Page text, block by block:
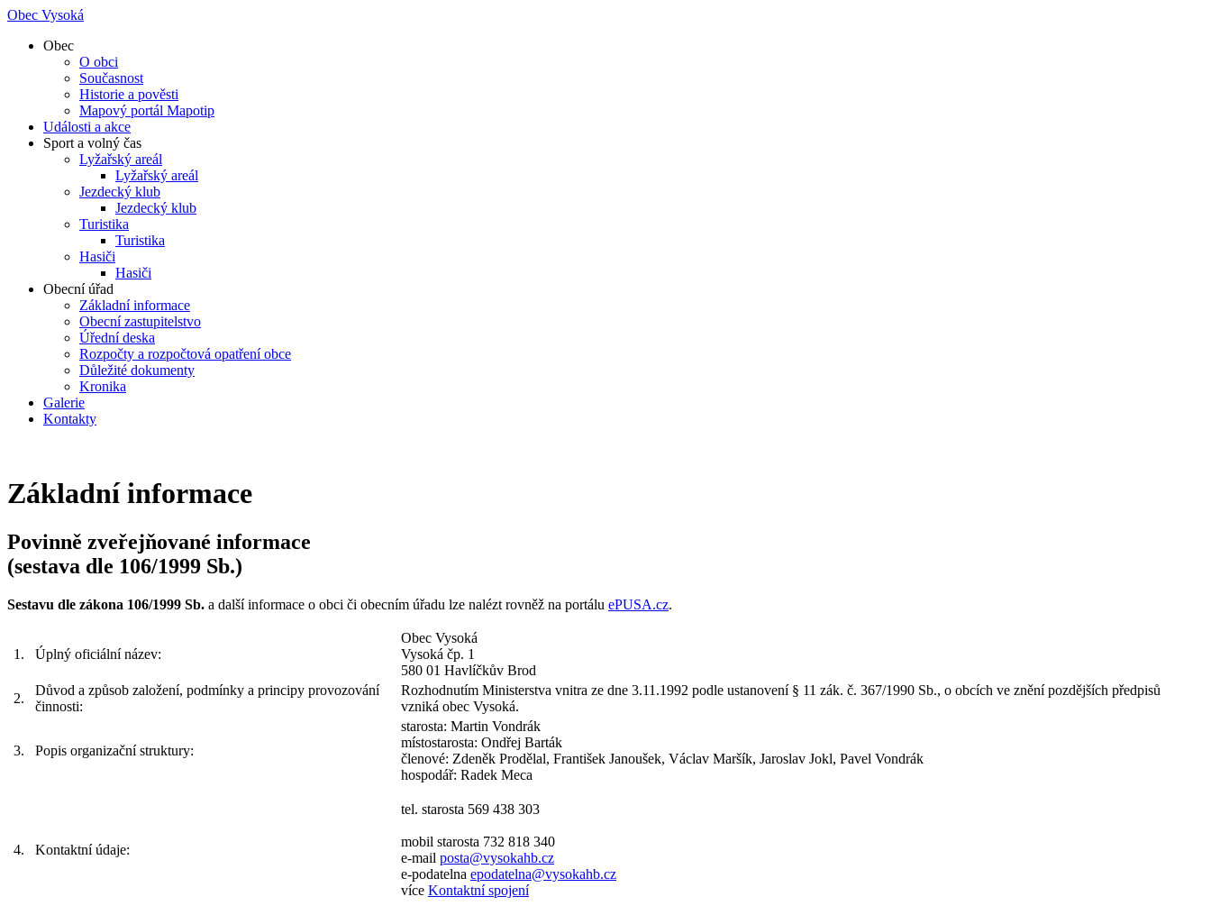
Obec Vysoká
Obec
O obci
Současnost
Historie a pověsti
Mapový portál Mapotip
Události a akce
Sport a volný čas
Lyžařský areál
Lyžařský areál
Jezdecký klub
Jezdecký klub
Turistika
Turistika
Hasiči
Hasiči
Obecní úřad
Základní informace
Obecní zastupitelstvo
Úřední deska
Rozpočty a rozpočtová opatření obce
Důležité dokumenty
Kronika
Galerie
Kontakty
Základní informace
Povinně zveřejňované informace
(sestava dle 106/1999 Sb.)
Sestavu dle zákona 106/1999 Sb. a další informace o obci či obecním úřadu lze nalézt rovněž na portálu ePUSA.cz.
1. Úplný oficiální název:
Obec Vysoká
Vysoká čp. 1
580 01 Havlíčkův Brod
2.
Důvod a způsob založení, podmínky a principy provozování
činnosti:
Rozhodnutím Ministerstva vnitra ze dne 3.11.1992 podle ustanovení § 11 zák. č. 367/1990 Sb., o obcích ve znění pozdějších předpisů
vzniká obec Vysoká.
3. Popis organizační struktury:
starosta: Martin Vondrák
místostarosta: Ondřej Barták
členové: Zdeněk Prodělal, František Janoušek, Václav Maršík, Jaroslav Jokl, Pavel Vondrák
hospodář: Radek Meca
4. Kontaktní údaje:
tel. starosta 569 438 303
mobil starosta 732 818 340
e-mail posta@vysokahb.cz
e-podatelna epodatelna@vysokahb.cz
více Kontaktní spojení